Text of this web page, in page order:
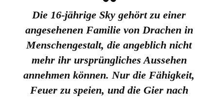
Die 16-jährige Sky gehört zu einer
angesehenen Familie von Drachen in
Menschengestalt, die angeblich nicht
mehr ihr ursprüngliches Aussehen
annehmen können. Nur die Fähigkeit,
Feuer zu speien, und die Gier nach